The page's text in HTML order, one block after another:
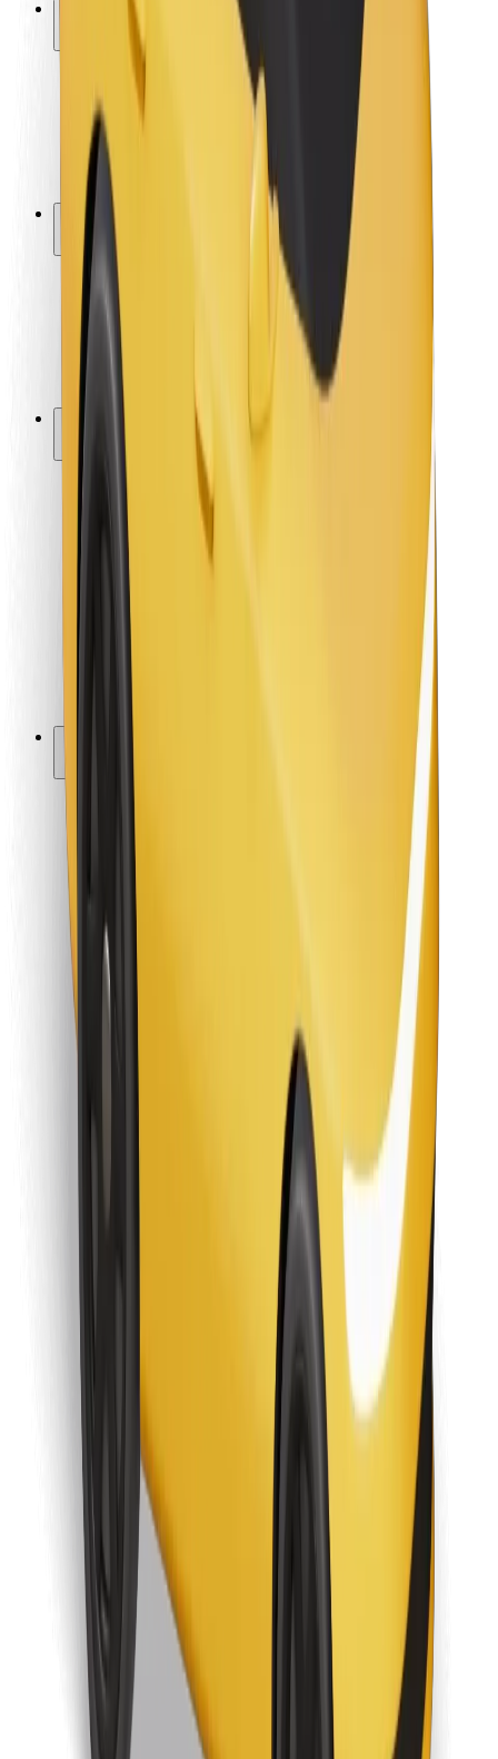
Keleivių saugumas
Vairuotojų saugumas
Paspirtukų saugumas
Saugumo laboratorija
Miestai
Vietovės
Sprendimai miestams
Oro uostai
„Bolt“ įkrovimo stotelės
Keleiviams
Vairuotojams
Kurjeriams
„Bolt Food“
Automobilių nuomos įmonių savininkams
Restoranams
Paslaugų teikėjai
Sąlygos
Saugumas
Automobilis atvyks per kelias minutes!
Atsisiųsti programėlę „Bolt“
Raskite savo mėgstamą maistą!
Atsisiųsti programėlę „Bolt Food“